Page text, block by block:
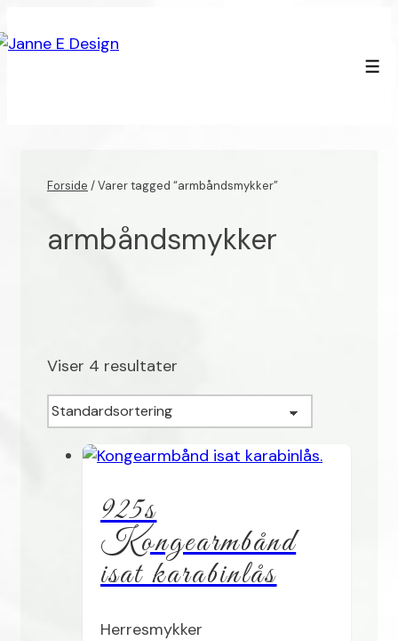
Hop
Forside / Varer tagged “armbåndsmykker”
armbåndsmykker
Viser 4 resultater
925s
Kongearmbånd
isat karabinlås
Herresmykker